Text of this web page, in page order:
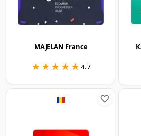
MAJELAN France
★★★★★
★★★★★ 4.7